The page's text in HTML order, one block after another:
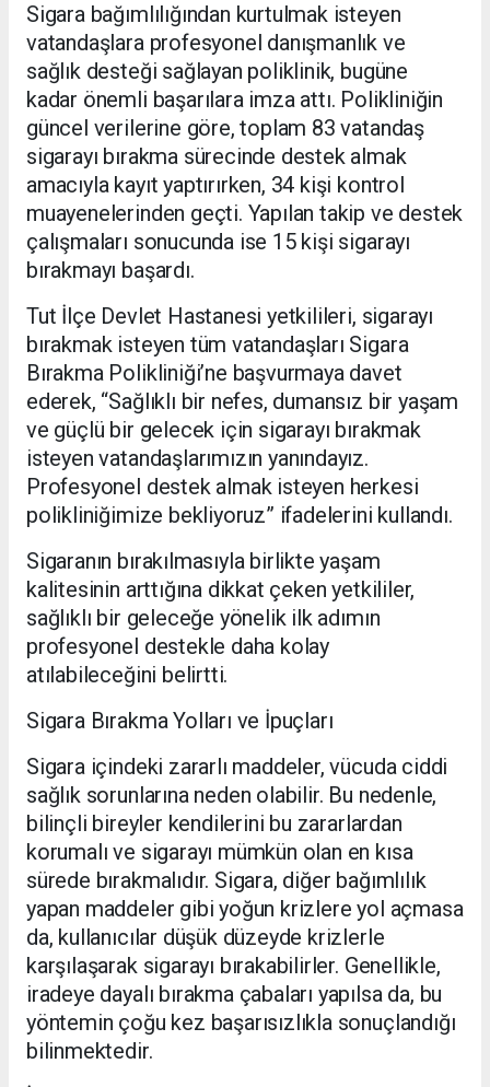
Sigara bağımlılığından kurtulmak isteyen
vatandaşlara profesyonel danışmanlık ve
sağlık desteği sağlayan poliklinik, bugüne
kadar önemli başarılara imza attı. Polikliniğin
güncel verilerine göre, toplam 83 vatandaş
sigarayı bırakma sürecinde destek almak
amacıyla kayıt yaptırırken, 34 kişi kontrol
muayenelerinden geçti. Yapılan takip ve destek
çalışmaları sonucunda ise 15 kişi sigarayı
bırakmayı başardı.
Tut İlçe Devlet Hastanesi yetkilileri, sigarayı
bırakmak isteyen tüm vatandaşları Sigara
Bırakma Polikliniği’ne başvurmaya davet
ederek, “Sağlıklı bir nefes, dumansız bir yaşam
ve güçlü bir gelecek için sigarayı bırakmak
isteyen vatandaşlarımızın yanındayız.
Profesyonel destek almak isteyen herkesi
polikliniğimize bekliyoruz” ifadelerini kullandı.
Sigaranın bırakılmasıyla birlikte yaşam
kalitesinin arttığına dikkat çeken yetkililer,
sağlıklı bir geleceğe yönelik ilk adımın
profesyonel destekle daha kolay
atılabileceğini belirtti.
Sigara Bırakma Yolları ve İpuçları
Sigara içindeki zararlı maddeler, vücuda ciddi
sağlık sorunlarına neden olabilir. Bu nedenle,
bilinçli bireyler kendilerini bu zararlardan
korumalı ve sigarayı mümkün olan en kısa
sürede bırakmalıdır. Sigara, diğer bağımlılık
yapan maddeler gibi yoğun krizlere yol açmasa
da, kullanıcılar düşük düzeyde krizlerle
karşılaşarak sigarayı bırakabilirler. Genellikle,
iradeye dayalı bırakma çabaları yapılsa da, bu
yöntemin çoğu kez başarısızlıkla sonuçlandığı
bilinmektedir.